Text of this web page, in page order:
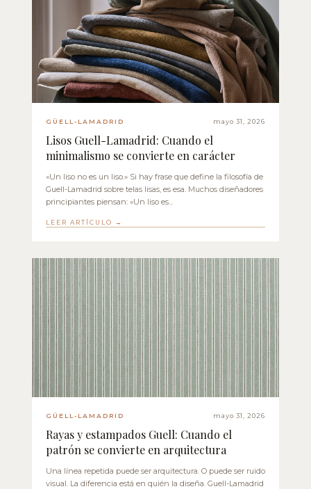
GÜELL-LAMADRID mayo 31, 2026
Lisos Guell-Lamadrid: Cuando el
minimalismo se convierte en carácter
«Un liso no es un liso.» Si hay frase que define la filosofía de
Guell-Lamadrid sobre telas lisas, es esa. Muchos diseñadores
principiantes piensan: «Un liso es...
LEER ARTÍCULO →
GÜELL-LAMADRID mayo 31, 2026
Rayas y estampados Guell: Cuando el
patrón se convierte en arquitectura
Una línea repetida puede ser arquitectura. O puede ser ruido
visual. La diferencia está en quién la diseña. Guell-Lamadrid